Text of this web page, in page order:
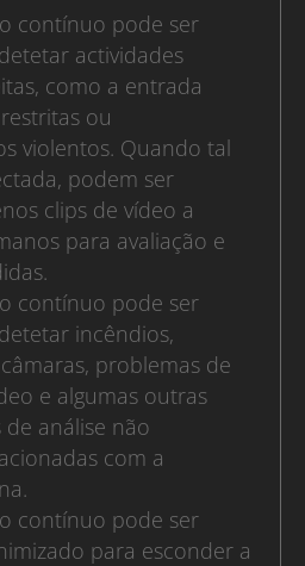
contínuo pode ser
actividades
como a entrada
ou
violentos. Quando tal
podem ser
clips de vídeo a
para avaliação e
contínuo pode ser
incêndios,
problemas de
e algumas outras
análise não
com a
contínuo pode ser
para esconder a